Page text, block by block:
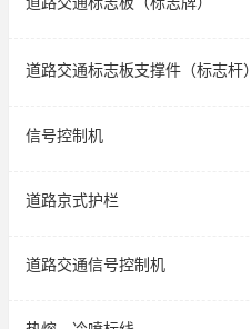
道路交通标志板支撑件（标志杆）
信号控制机
道路京式护栏
道路交通信号控制机
热熔、冷喷标线